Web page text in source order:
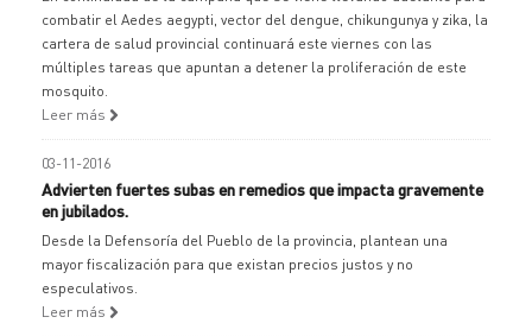
combatir el Aedes aegypti, vector del dengue, chikungunya y zika, la
cartera de salud provincial continuará este viernes con las
múltiples tareas que apuntan a detener la proliferación de este
mosquito.
Leer más
03-11-2016
Advierten fuertes subas en remedios que impacta gravemente
en jubilados.
Desde la Defensoría del Pueblo de la provincia, plantean una
mayor fiscalización para que existan precios justos y no
especulativos.
Leer más